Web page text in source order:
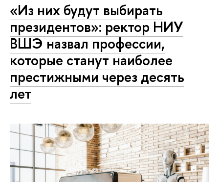
«Из них будут выбирать
президентов»: ректор НИУ
ВШЭ назвал профессии,
которые станут наиболее
престижными через десять
лет